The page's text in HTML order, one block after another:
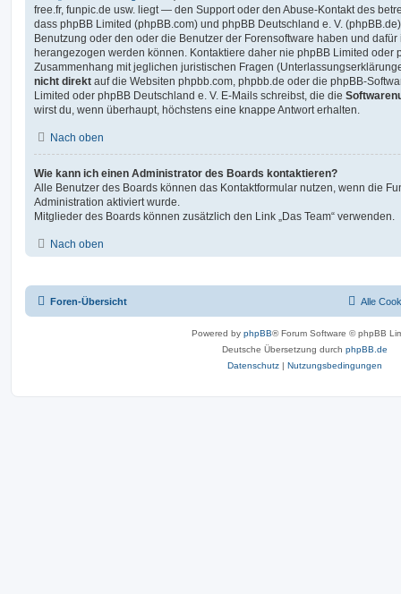
free.fr, funpic.de usw. liegt — den Support oder den Abuse-Kontakt des
dass phpBB Limited (phpBB.com) und phpBB Deutschland e. V.
Benutzung oder den oder die Benutzer der Forensoftware haben und
herangezogen werden können. Kontaktiere daher nie phpBB Limited oder
Zusammenhang mit jeglichen juristischen Fragen
nicht direkt auf die Websiten phpbb.com, phpbb.de oder die phpBB-
Limited oder phpBB Deutschland e. V. E-Mails schreibst, die die
wirst du, wenn überhaupt, höchstens eine knappe Antwort erhalten.
Nach oben
Wie kann ich einen Administrator des Boards kontaktieren?
Alle Benutzer des Boards können das Kontaktformular nutzen, wenn die
Administration aktiviert wurde.
Mitglieder des Boards können zusätzlich den Link „Das Team“ verwenden.
Nach oben
Foren-Übersicht Alle
Powered by phpBB® Forum Software © phpBB
Deutsche Übersetzung durch phpBB.de
Datenschutz | Nutzungsbedingungen